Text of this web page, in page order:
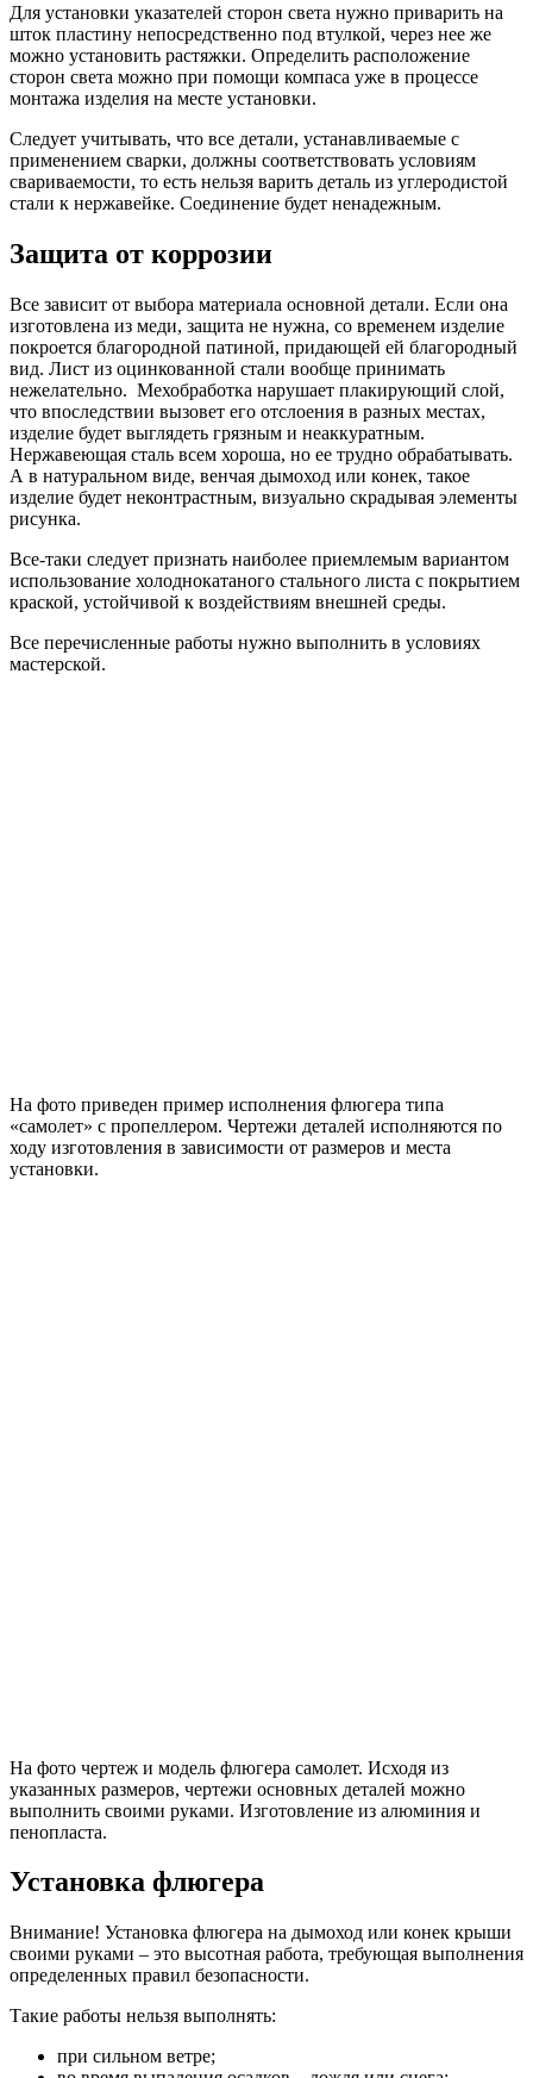
Для установки указателей сторон света нужно приварить на
шток пластину непосредственно под втулкой, через нее же
можно установить растяжки. Определить расположение
сторон света можно при помощи компаса уже в процессе
монтажа изделия на месте установки.
Следует учитывать, что все детали, устанавливаемые с
применением сварки, должны соответствовать условиям
свариваемости, то есть нельзя варить деталь из углеродистой
стали к нержавейке. Соединение будет ненадежным.
Защита от коррозии
Все зависит от выбора материала основной детали. Если она
изготовлена из меди, защита не нужна, со временем изделие
покроется благородной патиной, придающей ей благородный
вид. Лист из оцинкованной стали вообще принимать
нежелательно. Мехобработка нарушает плакирующий слой,
что впоследствии вызовет его отслоения в разных местах,
изделие будет выглядеть грязным и неаккуратным.
Нержавеющая сталь всем хороша, но ее трудно обрабатывать.
А в натуральном виде, венчая дымоход или конек, такое
изделие будет неконтрастным, визуально скрадывая элементы
рисунка.
Все-таки следует признать наиболее приемлемым вариантом
использование холоднокатаного стального листа с покрытием
краской, устойчивой к воздействиям внешней среды.
Все перечисленные работы нужно выполнить в условиях
мастерской.
На фото приведен пример исполнения флюгера типа
«самолет» с пропеллером. Чертежи деталей исполняются по
ходу изготовления в зависимости от размеров и места
установки.
На фото чертеж и модель флюгера самолет. Исходя из
указанных размеров, чертежи основных деталей можно
выполнить своими руками. Изготовление из алюминия и
пенопласта.
Установка флюгера
Внимание! Установка флюгера на дымоход или конек крыши
своими руками – это высотная работа, требующая выполнения
определенных правил безопасности.
Такие работы нельзя выполнять:
при сильном ветре;